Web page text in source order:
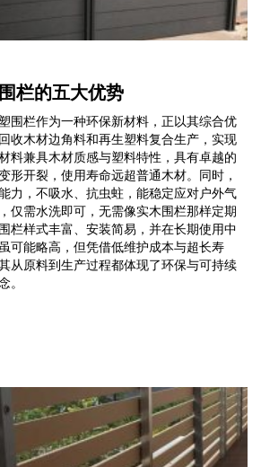
栏的五大优势
围栏作为一种环保新材料，正以其综合优
收木材边角料和再生塑料复合生产，实现
料兼具木材质感与塑料特性，具有卓越的
形开裂，使用寿命远超普通木材。同时，
力，不吸水、抗虫蛀，能稳定应对户外气
仅需水洗即可，无需像实木围栏那样定期
栏样式丰富、安装简易，并在长期使用中
可能略高，但凭借低维护成本与超长寿
从原料到生产过程都体现了环保与可持续
。